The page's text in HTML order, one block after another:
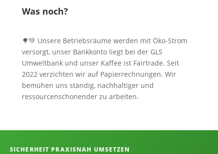
Was noch?
🌳💚 Unsere Betriebsräume werden mit Öko-Strom
versorgt, unser Bankkonto liegt bei der GLS
Umweltbank und unser Kaffee ist Fairtrade. Seit
2022 verzichten wir auf Papierrechnungen. Wir
bemühen uns ständig, nachhaltiger und
ressourcenschonender zu arbeiten.
Informationen, Kontakt und
SICHERHEIT PRAXISNAH UMSETZEN